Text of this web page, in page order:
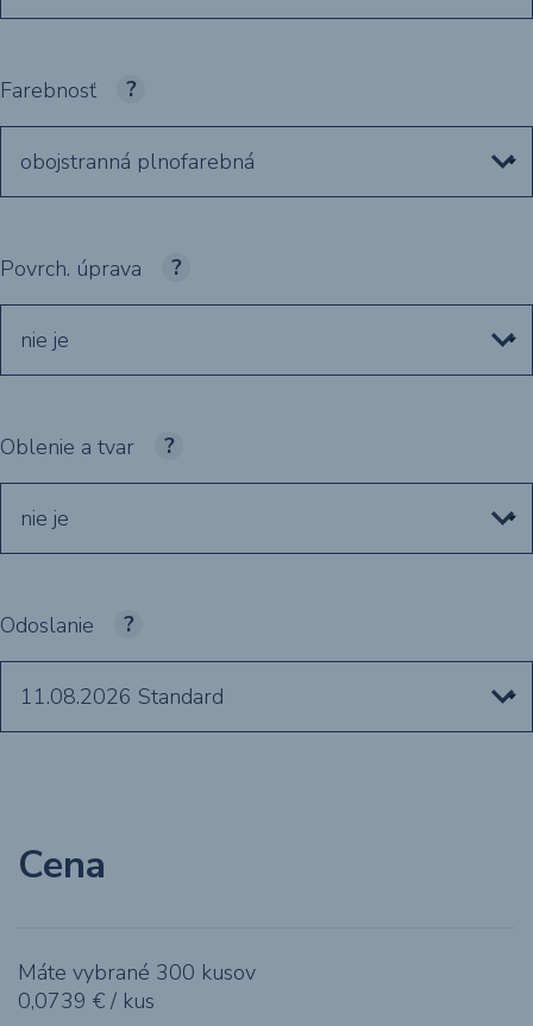
Farebnosť
obojstranná plnofarebná
Povrch. úprava
nie je
Oblenie a tvar
nie je
Odoslanie
11.08.2026 Standard
Cena
Máte vybrané 300 kusov
0,0739 € / kus